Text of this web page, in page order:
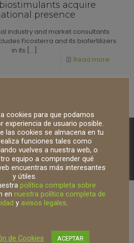
acquire
presence
industry and market consultants
Ficosterra and its biofertilizers
in its […]
para Agricultura. All Rights
Muffin group
cookies para que podamos
experiencia de usuario posible.
las cookies se almacena en tu
funciones tales como
vuelves a nuestra web, o
equipo a comprender qué
encuentras más interesantes
y útiles.
política completa sobre
en nuestra política completa de
y avisos legales
de Cookies ACEPTAR